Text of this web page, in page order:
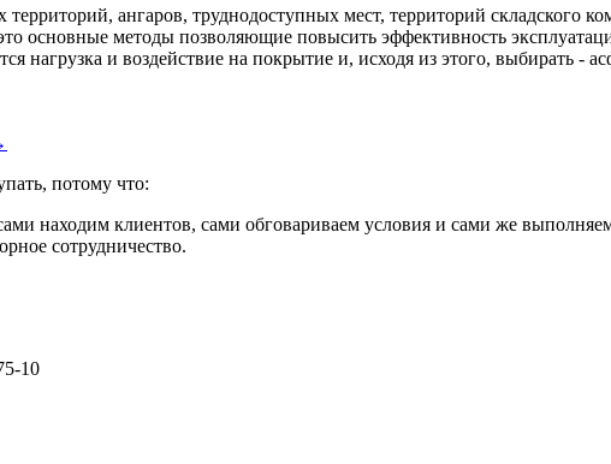
ангаров, труднодоступных мест, территорий складского
основные методы позволяющие повысить эффективность
нагрузка и воздействие на покрытие и, исходя из этого, выбирать -
потому что:
находим клиентов, сами обговариваем условия и сами же
сотрудничество.
10